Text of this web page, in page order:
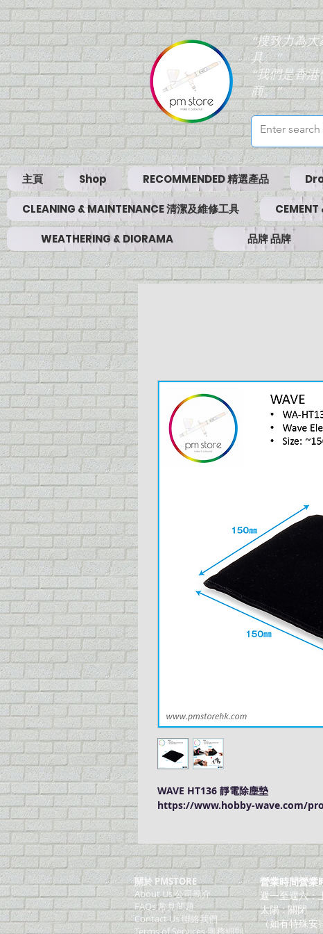
“搜致力為
具。”
“我們是香
商。”
主頁 Shop RECOMMENDED 精選產品
CLEANING & MAINTENANCE 清潔及維修工具 CEMENT
WEATHERING & DIORAMA 品牌 品牌
WAVE HT136 靜電除塵墊
https://www.hobby-wave.com/
關於 PMSTORE
About Us 公司簡介
FAQs 常見問題
Contact Us 聯絡我們
​Terms of Services 服務細則
營業時間營業
週一至週六：
太陽 : 關閉
（如有特殊安